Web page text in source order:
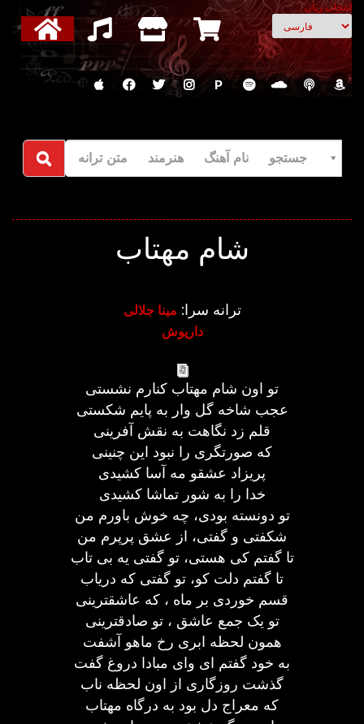
انتخاب زبان
P
جستجو نام آهنگ هنرمند متن ترانه
شام مهتاب
ترانه سرا: مینا جلالی
داریوش
تو اون شام مهتاب کنارم نشستی
عجب شاخه گل وار به پایم شکستی
قلم زد نگاهت به نقش آفرینی
که صورتگری را نبود این چنینی
پریزاد عشقو مه آسا کشیدی
خدا را به شور تماشا کشیدی
تو دونسته بودی، چه خوش باورم من
شکفتی و گفتی، از عشق پرپرم من
تا گفتم کی هستی، تو گفتی یه بی تاب
تا گفتم دلت کو، تو گفتی که دریاب
قسم خوردی بر ماه ، که عاشقترینی
تو یک جمع عاشق ، تو صادقترینی
همون لحظه ابری رخ ماهو آشفت
به خود گفتم ای وای مبادا دروغ گفت
گذشت روزگاری از اون لحظه ناب
که معراج دل بود به درگاه مهتاب